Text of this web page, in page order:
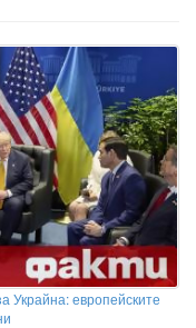
Украйна: европейските